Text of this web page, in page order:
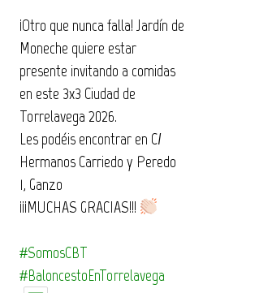
¡Otro que nunca falla! Jardín de
Moneche quiere estar
presente invitando a comidas
en este 3x3 Ciudad de
Torrelavega 2026.
Les podéis encontrar en C/
Hermanos Carriedo y Peredo
1, Ganzo
¡¡¡MUCHAS GRACIAS!!!
#SomosCBT
#BaloncestoEnTorrelavega